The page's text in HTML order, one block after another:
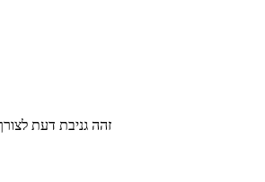
זהה גניבת דעת